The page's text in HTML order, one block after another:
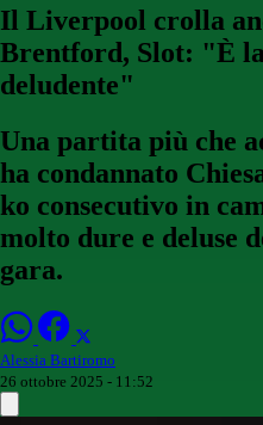
Il Liverpool crolla
Brentford, Slot: "È
deludente"
Una partita più che
ha condannato
ko consecutivo in
molto dure e deluse
gara.
Alessia Bartiromo
26 ottobre 2025 - 11:52